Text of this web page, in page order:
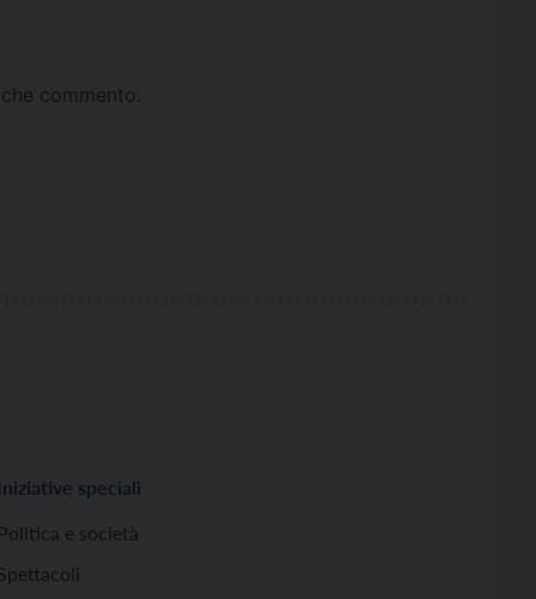
commento.
Iniziative speciali
Politica e società